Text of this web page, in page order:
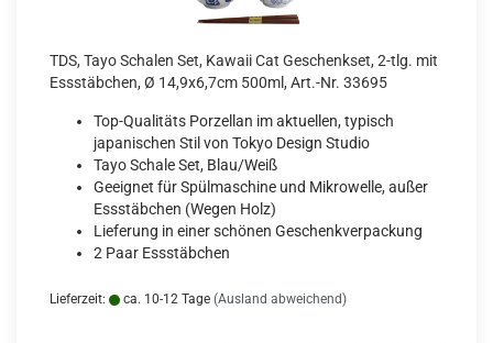
TDS, Tayo Schalen Set, Kawaii Cat Geschenkset, 2-tlg. mit
Essstäbchen, Ø 14,9x6,7cm 500ml, Art.-Nr. 33695
Top-Qualitäts Porzellan im aktuellen, typisch
japanischen Stil von Tokyo Design Studio
Tayo Schale Set, Blau/Weiß
Geeignet für Spülmaschine und Mikrowelle, außer
Essstäbchen (Wegen Holz)
Lieferung in einer schönen Geschenkverpackung
2 Paar Essstäbchen
Lieferzeit: ca. 10-12 Tage (Ausland abweichend)